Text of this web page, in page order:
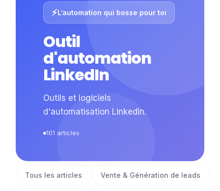
⚡L’automation qui bosse pour toi
Outil
d'automation
LinkedIn
Outils et logiciels
d'automatisation LinkedIn.
101 articles
Tous les articles Vente & Génération de leads